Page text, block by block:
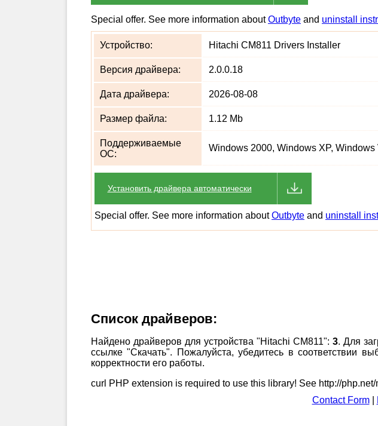
Special offer. See more information aboutOutbyte and uninstall
Устройство: Hitachi CM811 Drivers Installer
Версия драйвера: 2.0.0.18
Дата драйвера: 2026-08-08
Размер файла: 1.12 Mb
Поддерживаемые
ОС:
Windows 2000, Windows XP,
Установить драйвера автоматически
Special offer. See more information aboutOutbyte and uninstall
Список драйверов:
Найдено драйверов для устройства "Hitachi CM811": 3. Для
ссылке "Скачать". Пожалуйста, убедитесь в соответствии
корректности его работы.
curl PHP extension is required to use this library! See http://
Contact Form|